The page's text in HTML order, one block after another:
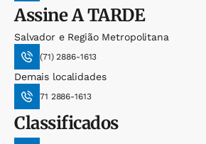
AssineA TARDE
Salvador e Região Metropolitana
(71) 2886-1613
Demais localidades
71 2886-1613
Classificados